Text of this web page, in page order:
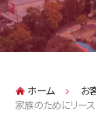
相続不
実家じ
再建築
ホーム
お
家族のためにリー